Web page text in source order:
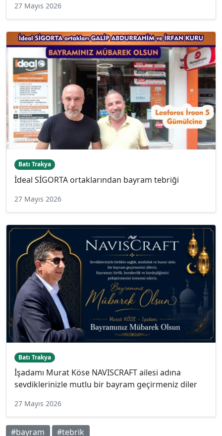
27 Mayıs 2026
Batı Trakya
İdeal SİGORTA ortaklarından bayram tebriği
27 Mayıs 2026
Batı Trakya
İşadamı Murat Köse NAVISCRAFT ailesi adına
sevdiklerinizle mutlu bir bayram geçirmeniz diler
27 Mayıs 2026
#bayram #tebrik